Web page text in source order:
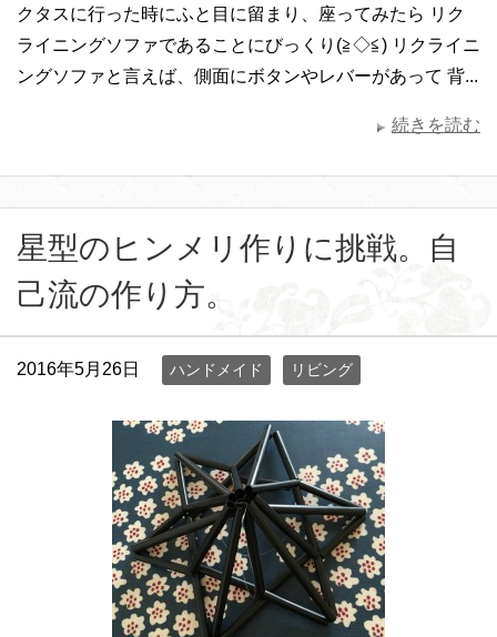
クタスに行った時にふと目に留まり、座ってみたら リク
ライニングソファであることにびっくり(≧◇≦) リクライニ
ングソファと言えば、側面にボタンやレバーがあって 背...
続きを読む
星型のヒンメリ作りに挑戦。自
己流の作り方。
2016年5月26日 ハンドメイド リビング